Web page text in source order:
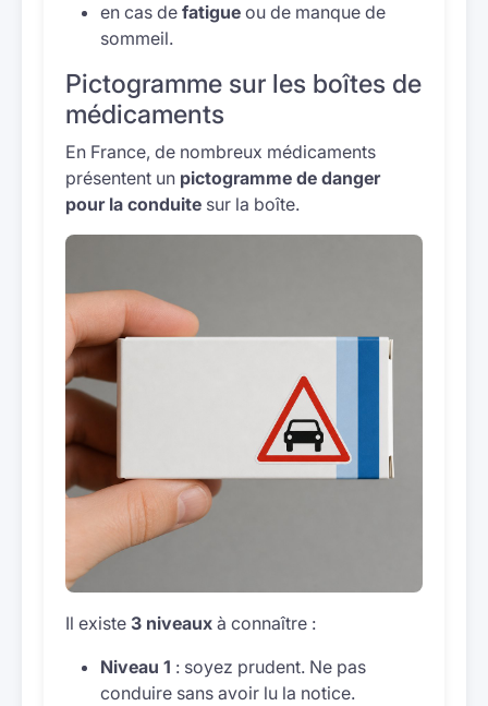
en cas de fatigue ou de manque de
sommeil.
Pictogramme sur les boîtes de
médicaments
En France, de nombreux médicaments
présentent un pictogramme de danger
pour la conduite sur la boîte.
Il existe 3 niveaux à connaître :
Niveau 1 : soyez prudent. Ne pas
conduire sans avoir lu la notice.